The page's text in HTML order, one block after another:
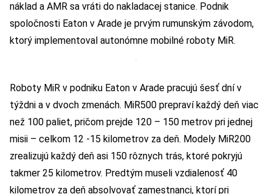
náklad a AMR sa vráti do nakladacej stanice. Podnik
spoločnosti Eaton v Arade je prvým rumunským závodom,
ktorý implementoval autonómne mobilné roboty MiR.
Roboty MiR v podniku Eaton v Arade pracujú šesť dní v
týždni a v dvoch zmenách. MiR500 prepraví každý deň viac
než 100 paliet, pričom prejde 120 – 150 metrov pri jednej
misii – celkom 12 -15 kilometrov za deň. Modely MiR200
zrealizujú každý deň asi 150 rôznych trás, ktoré pokryjú
takmer 25 kilometrov. Predtým museli vzdialenosť 40
kilometrov za deň absolvovať zamestnanci, ktorí pri